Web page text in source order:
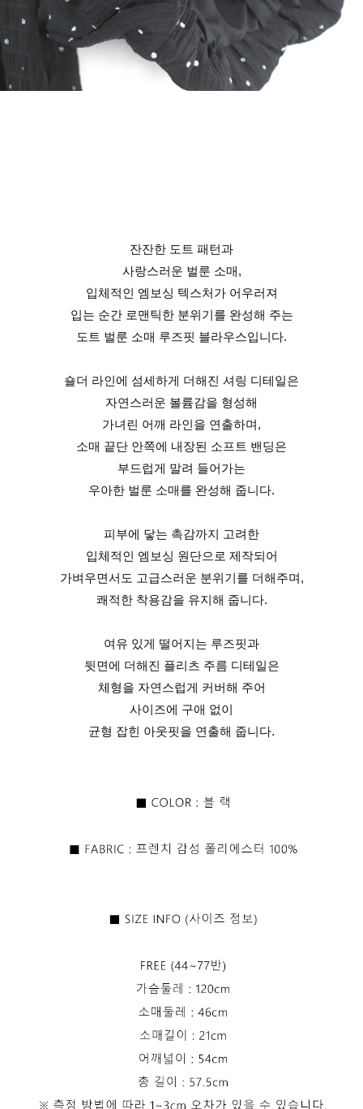
잔잔한 도트 패턴과
사랑스러운 벌룬 소매,
입체적인 엠보싱 텍스처가 어우러져
입는 순간 로맨틱한 분위기를 완성해 주는
도트 벌룬 소매 루즈핏 블라우스입니다.
숄더 라인에 섬세하게 더해진 셔링 디테일은
자연스러운 볼륨감을 형성해
가녀린 어깨 라인을 연출하며,
소매 끝단 안쪽에 내장된 소프트 밴딩은
부드럽게 말려 들어가는
우아한 벌룬 소매를 완성해 줍니다.
피부에 닿는 촉감까지 고려한
입체적인 엠보싱 원단으로 제작되어
가벼우면서도 고급스러운 분위기를 더해주며,
쾌적한 착용감을 유지해 줍니다.
여유 있게 떨어지는 루즈핏과
뒷면에 더해진 플리츠 주름 디테일은
체형을 자연스럽게 커버해 주어
사이즈에 구애 없이